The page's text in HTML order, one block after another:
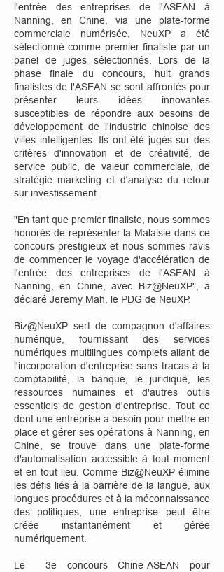
l'entrée des entreprises de l'ASEAN à
Nanning, en Chine, via une plate-forme
commerciale numérisée, NeuXP a été
sélectionné comme premier finaliste par un
panel de juges sélectionnés. Lors de la
phase finale du concours, huit grands
finalistes de l'ASEAN se sont affrontés pour
présenter leurs idées innovantes
susceptibles de répondre aux besoins de
développement de l'industrie chinoise des
villes intelligentes. Ils ont été jugés sur des
critères d'innovation et de créativité, de
service public, de valeur commerciale, de
stratégie marketing et d'analyse du retour
sur investissement.
"En tant que premier finaliste, nous sommes
honorés de représenter la Malaisie dans ce
concours prestigieux et nous sommes ravis
de commencer le voyage d'accélération de
l'entrée des entreprises de l'ASEAN à
Nanning, en Chine, avec Biz@NeuXP", a
déclaré Jeremy Mah, le PDG de NeuXP.
Biz@NeuXP sert de compagnon d'affaires
numérique, fournissant des services
numériques multilingues complets allant de
l'incorporation d'entreprise sans tracas à la
comptabilité, la banque, le juridique, les
ressources humaines et d'autres outils
essentiels de gestion d'entreprise. Tout ce
dont une entreprise a besoin pour mettre en
place et gérer ses opérations à Nanning, en
Chine, se trouve dans une plate-forme
d'automatisation accessible à tout moment
et en tout lieu. Comme Biz@NeuXP élimine
les défis liés à la barrière de la langue, aux
longues procédures et à la méconnaissance
des politiques, une entreprise peut être
créée instantanément et gérée
numériquement.
Le 3e concours Chine-ASEAN pour